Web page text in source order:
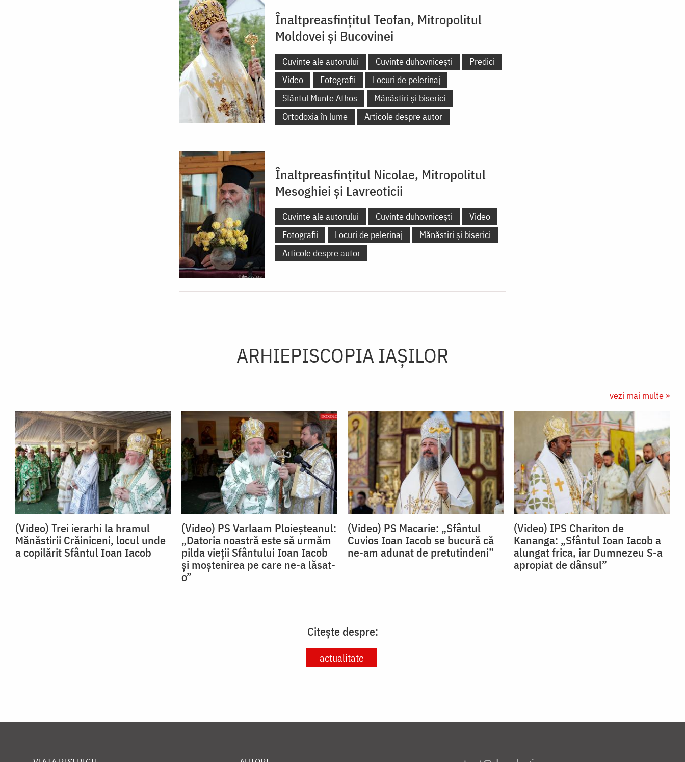
Înaltpreasfințitul Teofan, Mitropolitul
Moldovei și Bucovinei
Cuvinte ale autorului Cuvinte duhovnicești
Predici
Video
Fotografii
Locuri de pelerinaj
Sfântul Munte Athos
Mănăstiri și biserici
Ortodoxia în lume
Articole despre autor
Înaltpreasfințitul Nicolae, Mitropolitul
Mesoghiei şi Lavreoticii
Cuvinte ale autorului Cuvinte duhovnicești
Video
Fotografii
Locuri de pelerinaj
Mănăstiri și biserici
Articole despre autor
ARHIEPISCOPIA IAŞILOR
vezi mai multe »
(Video) Trei ierarhi la hramul
Mănăstirii Crăiniceni, locul unde
a copilărit Sfântul Ioan Iacob
(Video) PS Varlaam Ploieșteanul:
„Datoria noastră este să urmăm
pilda vieții Sfântului Ioan Iacob
și moștenirea pe care ne-a lăsat-
o”
(Video) PS Macarie: „Sfântul
Cuvios Ioan Iacob se bucură că
ne-am adunat de pretutindeni”
(Video) IPS Chariton de
Kananga: „Sfântul Ioan Iacob a
alungat frica, iar Dumnezeu S-a
apropiat de dânsul”
Citește despre:
actualitate